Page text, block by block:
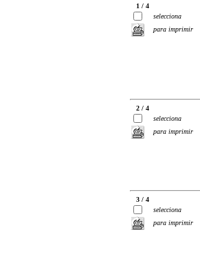
1 / 4
selecciona
para imprimir
2 / 4
selecciona
para imprimir
3 / 4
selecciona
para imprimir